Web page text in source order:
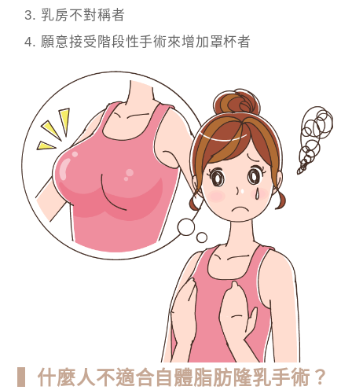
乳房不對稱者
願意接受階段性手術來增加罩杯者
▍什麼人不適合自體脂肪隆乳手術？